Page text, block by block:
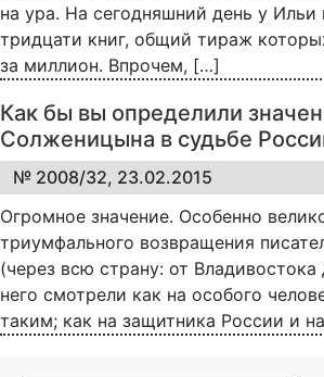
на ура. На сегодняшний день у
тридцати книг, общий тираж
за миллион. Впрочем, […]
Как бы вы определили
Солженицына в судьбе
№ 2008/32, 23.02.2015
Огромное значение. Особенно
триумфального возвращения
(через всю страну: от
него смотрели как на особого
таким; как на защитника России и